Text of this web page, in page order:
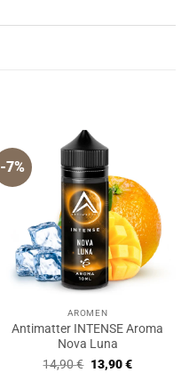
-7%
AROMEN
Antimatter INTENSE Aroma
Nova Luna
14,90€ Ursprünglicher
Preis
13,90€Aktueller